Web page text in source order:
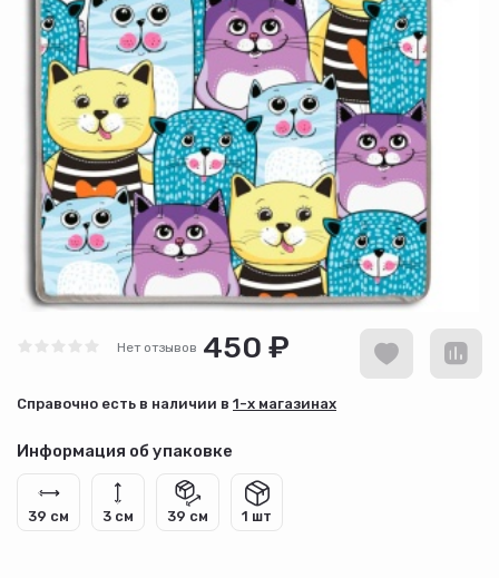
Нет отзывов 450 ₽
Cправочно есть в наличии в 1-х магазинах
Информация об упаковке
39 см 3 см 39 см 1 шт